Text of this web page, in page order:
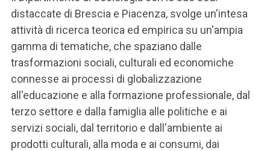
distaccate di Brescia e Piacenza, svolge un'intesa
attività di ricerca teorica ed empirica su un'ampia
gamma di tematiche, che spaziano dalle
trasformazioni sociali, culturali ed economiche
connesse ai processi di globalizzazione
all'educazione e alla formazione professionale, dal
terzo settore e dalla famiglia alle politiche e ai
servizi sociali, dal territorio e dall'ambiente ai
prodotti culturali, alla moda e ai consumi, dai